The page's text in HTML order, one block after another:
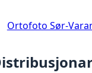
Ortofoto Sør-